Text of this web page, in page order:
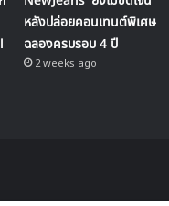
หลังปล่อยคอนเทนต์พิเศษ
ฉลองครบรอบ 4 ปี
2 weeks ago